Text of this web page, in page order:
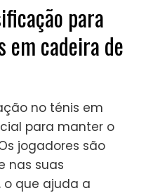
para
em cadeira de
no ténis em
para manter o
jogadores são
nas suas
o que ajuda a